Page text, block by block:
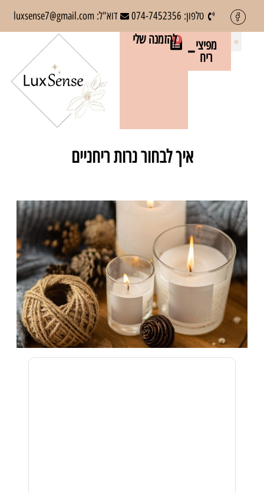
טלפון: 074-7452356 דוא"ל: luxsense7@gmail.com
מפיצי
ריח
0להזמנה שלי
איך לבחור נרות ריחניים